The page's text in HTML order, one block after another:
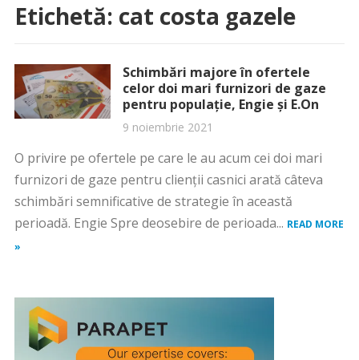
Etichetă: cat costa gazele
Schimbări majore în ofertele
celor doi mari furnizori de gaze
pentru populație, Engie și E.On
9 noiembrie 2021
O privire pe ofertele pe care le au acum cei doi mari
furnizori de gaze pentru clienții casnici arată câteva
schimbări semnificative de strategie în această
perioadă. Engie Spre deosebire de perioada... READ MORE
»